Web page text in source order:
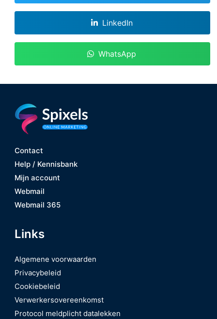
LinkedIn
WhatsApp
Contact
Help / Kennisbank
Mijn account
Webmail
Webmail 365
Links
Algemene voorwaarden
Privacybeleid
Cookiebeleid
Verwerkersovereenkomst
Protocol meldplicht datalekken